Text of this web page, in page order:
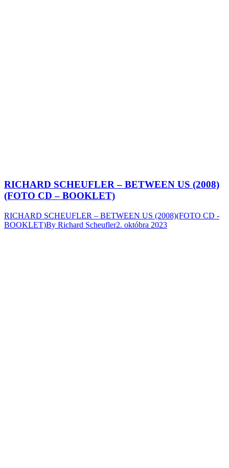
RICHARD SCHEUFLER – BETWEEN US (2008)
(FOTO CD – BOOKLET)
RICHARD SCHEUFLER – BETWEEN US (2008)(FOTO CD -
BOOKLET)By Richard Scheufler2. októbra 2023